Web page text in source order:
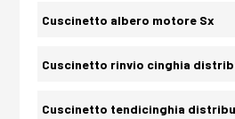
Cuscinetto albero motore Sx
Cuscinetto rinvio cinghia
Cuscinetto tendicinghia